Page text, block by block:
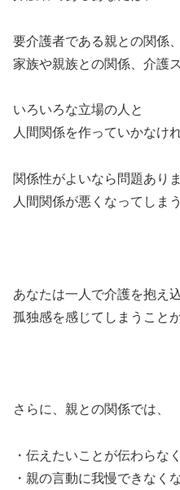
要介護者である親との関係
家族や親族との関係、介護
いろいろな立場の人と
人間関係を作っていかなけ
関係性がよいなら問題あり
人間関係が悪くなってしまう
あなたは一人で介護を抱え
孤独感を感じてしまうこと
さらに、親との関係では、
・伝えたいことが伝わらな
・親の言動に我慢できなく